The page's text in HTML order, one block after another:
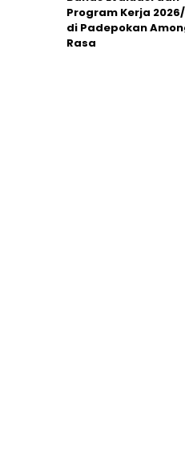
Program Kerja
di Padepokan
Rasa